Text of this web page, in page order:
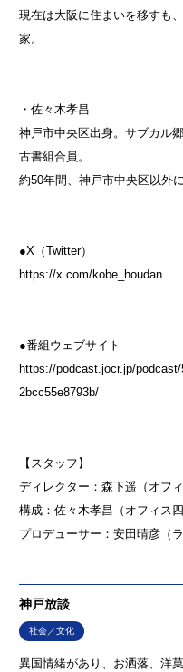
現在は大阪に住まいを移すも
家。
・佐々木孝昌
神戸市中央区出身。サブカル
古書組合員。
約50年間、神戸市中央区以外
●X（Twitter）
https://x.com/kobe_houdan
●番組ウェブサイト
https://podcast.jocr.jp/
2bcc55e8793b/
【スタッフ】
ディレクター：森下遥（オフィ
構成：佐々木孝昌（オフィス四
プロデューサー：安田晴彦（ラ
神戸放談
社会／文化
異国情緒があり、お洒落、洋